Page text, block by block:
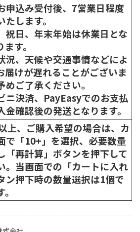
申込み受付後、7営業日程度
たします。
祝日、年末年始は休業日とな
す。
況、天候や交通事情などによ
届けが遅れることがございま
めご了承ください。
ニ決済、PayEasyでのお支払
金確認後の発送となります。
上、ご購入希望の場合は、カ
で「10+」を選択、必要数量
「再計算」ボタンを押下して
。当画面での「カートに入れ
ン押下時の数量選択は1個で